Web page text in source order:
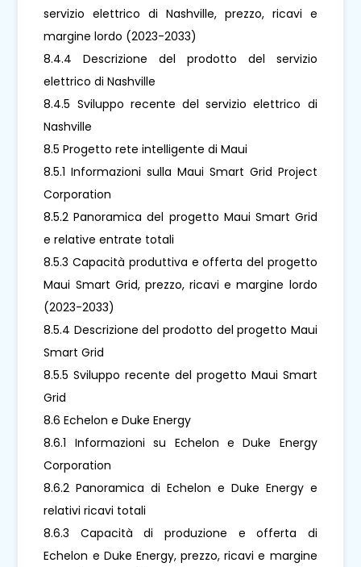
servizio elettrico di Nashville, prezzo, ricavi e
margine lordo (2023-2033)
8.4.4 Descrizione del prodotto del servizio
elettrico di Nashville
8.4.5 Sviluppo recente del servizio elettrico di
Nashville
8.5 Progetto rete intelligente di Maui
8.5.1 Informazioni sulla Maui Smart Grid Project
Corporation
8.5.2 Panoramica del progetto Maui Smart Grid
e relative entrate totali
8.5.3 Capacità produttiva e offerta del progetto
Maui Smart Grid, prezzo, ricavi e margine lordo
(2023-2033)
8.5.4 Descrizione del prodotto del progetto Maui
Smart Grid
8.5.5 Sviluppo recente del progetto Maui Smart
Grid
8.6 Echelon e Duke Energy
8.6.1 Informazioni su Echelon e Duke Energy
Corporation
8.6.2 Panoramica di Echelon e Duke Energy e
relativi ricavi totali
8.6.3 Capacità di produzione e offerta di
Echelon e Duke Energy, prezzo, ricavi e margine